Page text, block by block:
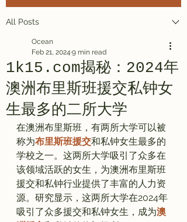
All Posts
1k15.com揭秘：2024年
澳洲布里斯班援交私钟女
生最多的二所大学
Ocean
Feb 21, 2024 9 min read
在澳洲布里斯班，有两所大学可以被
称为布里斯班援交和私钟女生最多的
学校之一。这两所大学吸引了众多在
该领域活跃的女生，为澳洲布里斯班
援交和私钟行业提供了丰富的人力资
源。研究显示，这两所大学在2024年
吸引了众多援交和私钟女生，成为澳